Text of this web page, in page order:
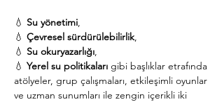
💧 Su yönetimi,
💧 Çevresel sürdürülebilirlik,
💧 Su okuryazarlığı,
💧 Yerel su politikaları gibi başlıklar etrafında
atölyeler, grup çalışmaları, etkileşimli oyunlar
ve uzman sunumları ile zengin içerikli iki